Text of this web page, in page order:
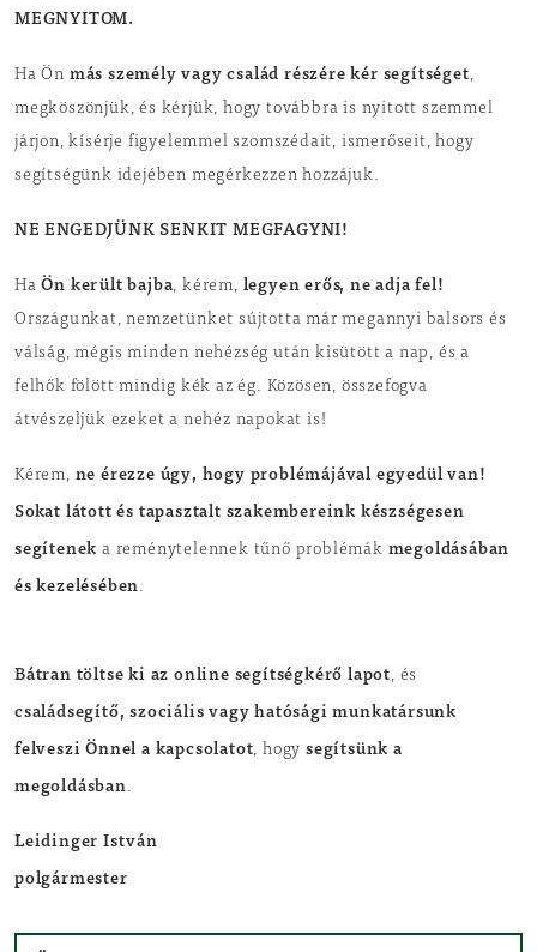
MEGNYITOM.
Ha Ön más személy vagy család részére kér segítséget,
megköszönjük, és kérjük, hogy továbbra is nyitott szemmel
járjon, kísérje figyelemmel szomszédait, ismerőseit, hogy
segítségünk idejében megérkezzen hozzájuk.
NE ENGEDJÜNK SENKIT MEGFAGYNI!
HaÖn került bajba, kérem, legyen erős, ne adja fel!
Országunkat, nemzetünket sújtotta már megannyi balsors és
válság, mégis minden nehézség után kisütött a nap, és a
felhők fölött mindig kék az ég. Közösen, összefogva
átvészeljük ezeket a nehéz napokat is!
Kérem, ne érezze úgy, hogy problémájával egyedül van!
Sokat látott és tapasztalt szakembereink készségesen
segítenek a reménytelennek tűnő problémák megoldásában
és kezelésében.
Bátran töltse ki az online segítségkérő lapot, és
családsegítő, szociális vagy hatósági munkatársunk
felveszi Önnel a kapcsolatot, hogysegítsünk a
megoldásban.
Leidinger István
polgármester